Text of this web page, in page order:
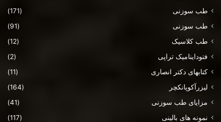
طب سوزنی
(171)
طب سوزنی
(91)
طب کلاسیک
(12)
فتوداینامیک تراپی
(2)
کتابهای دکتر انصاری
(11)
لیزرآکوپانکچر
(164)
مزایای طب سوزنی
(41)
نمونه های بالینی
(117)